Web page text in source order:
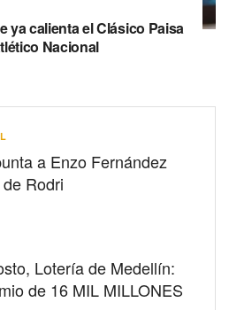
ya calienta el Clásico Paisa
Nacional
a Enzo Fernández
Rodri
Lotería de Medellín:
de 16 MIL MILLONES